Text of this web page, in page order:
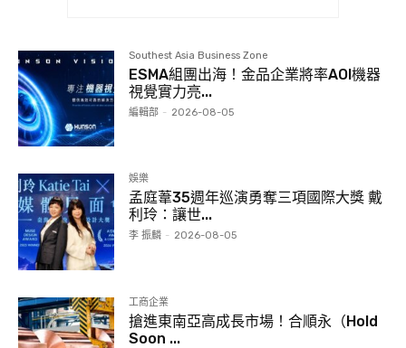
Southest Asia Business Zone
ESMA組團出海！金品企業將率AOI機器
視覺實力亮...
編輯部 - 2026-08-05
娛樂
孟庭葦35週年巡演勇奪三項國際大獎 戴
利玲：讓世...
李 振麟 - 2026-08-05
工商企業
搶進東南亞高成長市場！合順永（Hold
Soon ...